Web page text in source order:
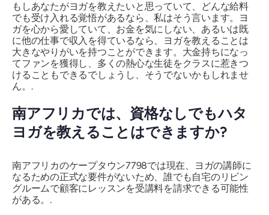
もしあなたがヨガを教えたいと思っていて、どんな給料
でも受け入れる覚悟があるなら、私はそう言います。ヨ
ガを心から愛していて、お金を気にしない、あるいは既
に他の仕事で収入を得ているなら、ヨガを教えることは
大きなやりがいを持つことができます。大金持ちになっ
てファンを獲得し、多くの熱心な生徒をクラスに惹きつ
けることもできるでしょうし、そうでないかもしれませ
ん。.
南アフリカでは、資格なしでもハタ
ヨガを教えることはできますか?
南アフリカのケープタウン7798では現在、ヨガの講師に
なるための正式な要件がないため、誰でも自宅のリビン
グルームで顧客にレッスンを受講料を請求できる可能性
がある。.